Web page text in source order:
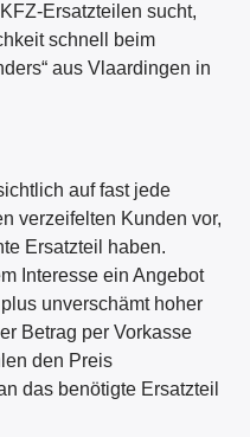
Ersatzteilen sucht,
schnell beim
aus Vlaardingen in
auf fast jede
verzeifelten Kunden vor,
Ersatzteil haben.
Interesse ein Angebot
unverschämt hoher
Betrag per Vorkasse
den Preis
das benötigte Ersatzteil